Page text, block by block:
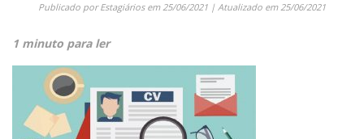
Publicado porEstagiáriosem25/06/2021 | Atualizado em25/06/2021
1 minuto para ler